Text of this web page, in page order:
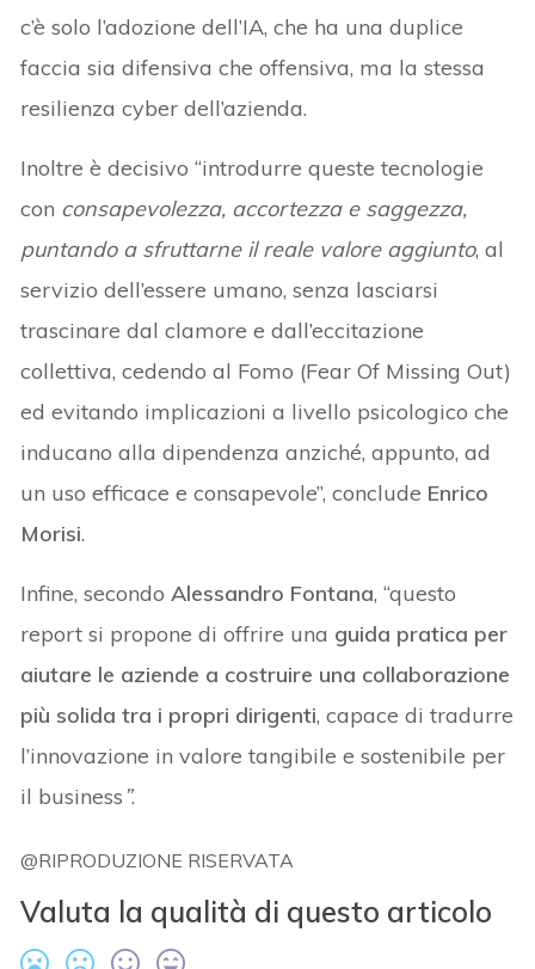
c’è solo l’adozione dell’IA, che ha una duplice
faccia sia difensiva che offensiva, ma la stessa
resilienza cyber dell’azienda.
Inoltre è decisivo “introdurre queste tecnologie
con consapevolezza, accortezza e saggezza,
puntando a sfruttarne il reale valore aggiunto, al
servizio dell’essere umano, senza lasciarsi
trascinare dal clamore e dall’eccitazione
collettiva, cedendo al Fomo (Fear Of Missing Out)
ed evitando implicazioni a livello psicologico che
inducano alla dipendenza anziché, appunto, ad
un uso efficace e consapevole”, conclude Enrico
Morisi.
Infine, secondo Alessandro Fontana, “questo
report si propone di offrire una guida pratica per
aiutare le aziende a costruire una collaborazione
più solida tra i propri dirigenti, capace di tradurre
l’innovazione in valore tangibile e sostenibile per
il business”.
@RIPRODUZIONE RISERVATA
Valuta la qualità di questo articolo